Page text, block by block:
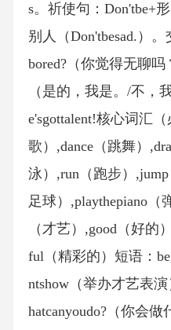
s。祈使句：Don'tbe+
别人（Don'tbesad.）
bored?（你觉得无聊
（是的，我是。/不，
e'sgottalent!核心词汇
歌）,dance（跳舞）
泳）,run（跑步）
足球）,playthepiano（
（才艺）,good（好的
ful（精彩的）短语：
ntshow（举办才艺表
hatcanyoudo?（你会做